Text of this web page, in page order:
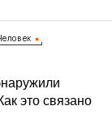
это связано